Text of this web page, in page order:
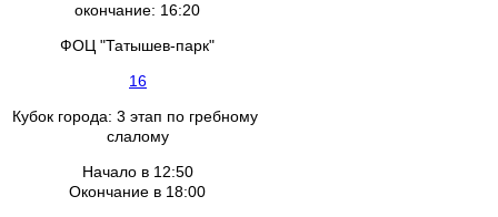
окончание: 16:20
ФОЦ "Татышев-парк"
16
Кубок города: 3 этап по гребному
слалому
Начало в 12:50
Окончание в 18:00